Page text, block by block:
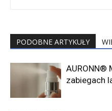
PODOBNE ARTYKUŁY
AURONN®
zabiegach